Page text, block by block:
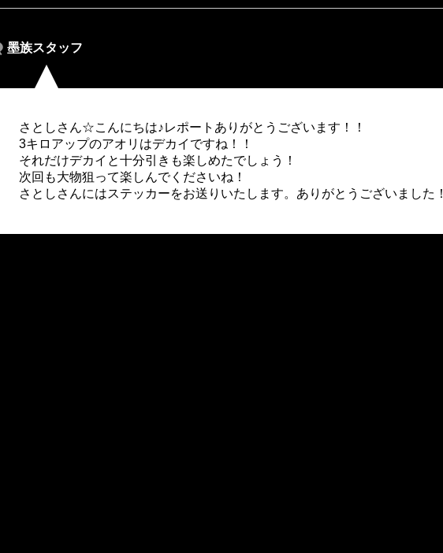
墨族スタッフ
さとしさん☆こんにちは♪レポートありがとうございます！！
3キロアップのアオリはデカイですね！！
それだけデカイと十分引きも楽しめたでしょう！
次回も大物狙って楽しんでくださいね！
さとしさんにはステッカーをお送りいたします。ありがとうございました！